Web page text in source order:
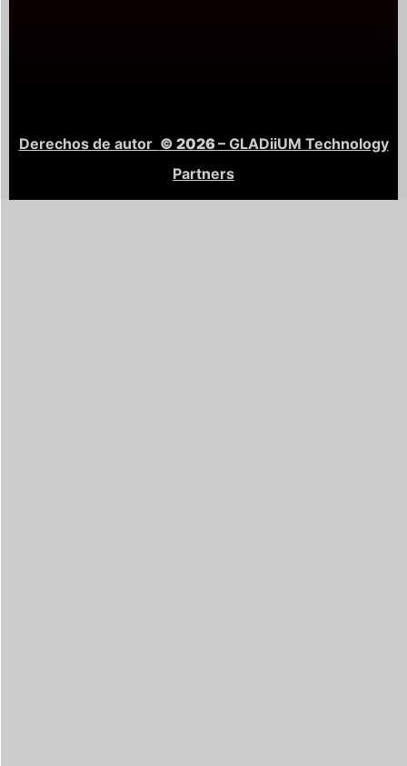
Derechos de autor © 2026– GLADiiUM Technology
Partners